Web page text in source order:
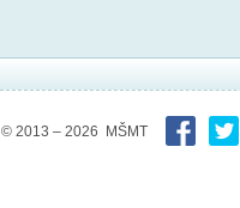
© 2013 – 2026 MŠMT